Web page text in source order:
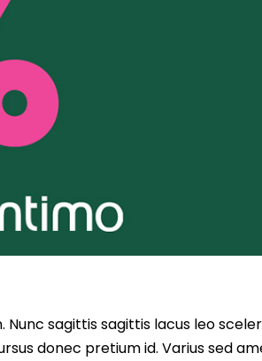
sagittis sagittis lacus leo
donec pretium id. Varius sed